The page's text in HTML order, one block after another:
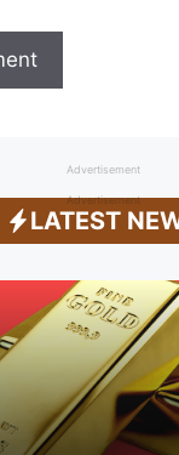
Advertisement
Advertisement
LATEST